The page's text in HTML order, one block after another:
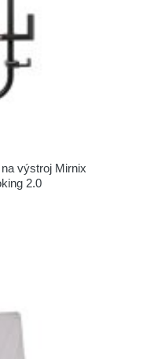
výstroj Mirnix
2.0